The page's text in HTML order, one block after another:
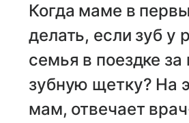
Когда маме в
делать, если зуб у
семья в поездке
зубную щетку? На
мам, отвечает